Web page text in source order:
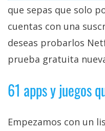
que sepas que solo
cuentas con una
deseas probarlos
prueba gratuita
61 apps y juegos
Empezamos con un